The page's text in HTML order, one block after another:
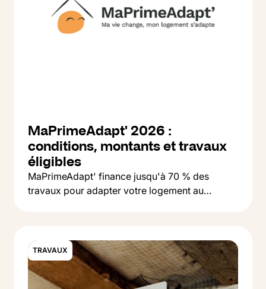
MaPrimeAdapt' 2026 :
conditions, montants et travaux
éligibles
MaPrimeAdapt' finance jusqu'à 70 % des
travaux pour adapter votre logement au
TRAVAUX